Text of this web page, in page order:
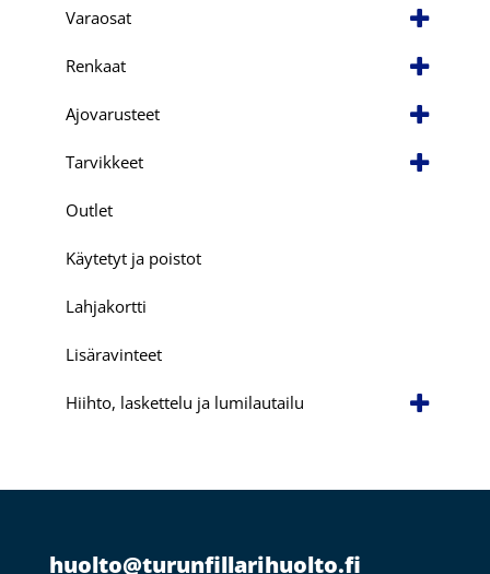
Varaosat
Renkaat
Ajovarusteet
Tarvikkeet
Outlet
Käytetyt ja poistot
Lahjakortti
Lisäravinteet
Hiihto, laskettelu ja lumilautailu
huolto@turunfillarihuolto.fi